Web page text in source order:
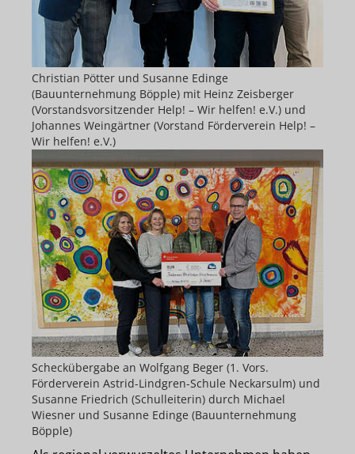
Christian Pötter und Susanne Edinge
(Bauunternehmung Böpple) mit Heinz Zeisberger
(Vorstandsvorsitzender Help! – Wir helfen! e.V.) und
Johannes Weingärtner (Vorstand Förderverein Help! –
Wir helfen! e.V.)
Scheckübergabe an Wolfgang Beger (1. Vors.
Förderverein Astrid-Lindgren-Schule Neckarsulm) und
Susanne Friedrich (Schulleiterin) durch Michael
Wiesner und Susanne Edinge (Bauunternehmung
Böpple)